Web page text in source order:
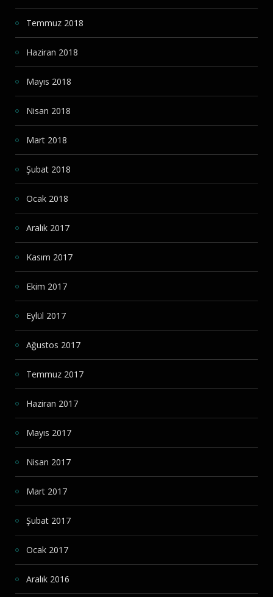
Temmuz 2018
Haziran 2018
Mayıs 2018
Nisan 2018
Mart 2018
Şubat 2018
Ocak 2018
Aralık 2017
Kasım 2017
Ekim 2017
Eylül 2017
Ağustos 2017
Temmuz 2017
Haziran 2017
Mayıs 2017
Nisan 2017
Mart 2017
Şubat 2017
Ocak 2017
Aralık 2016